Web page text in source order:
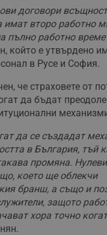
договори
имат второ работно
пълно работно
който е утвърдено
в Русе и София.
че страховете от
да бъдат
да се създадат
в България, тъй
промяна.
което ще облекчи
бранш, а също и
защото
хора точно